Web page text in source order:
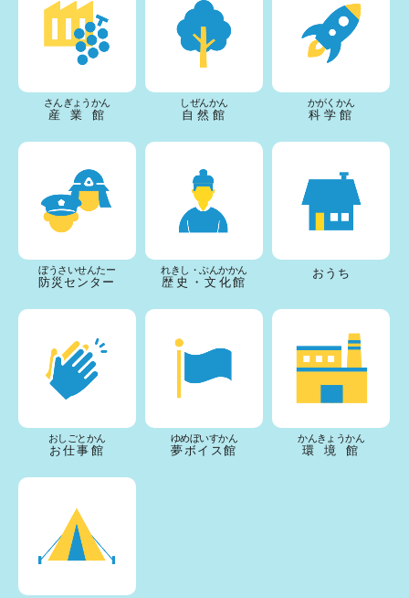
産業館
さんぎょうかん
自然館
しぜんかん
科学館
かがくかん
防災センター
ぼうさいせんたー
歴史・文化館
れきし・ぶんかかん おうち
お仕事館
おしごとかん
夢ボイス館
ゆめぼいすかん
環境館
かんきょうかん